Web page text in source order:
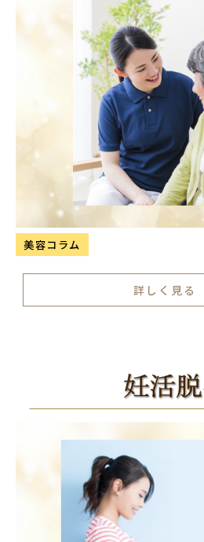
美容コラム
詳しく見る